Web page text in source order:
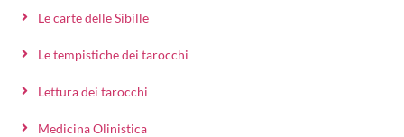
Le carte delle Sibille
Le tempistiche dei tarocchi
Lettura dei tarocchi
Medicina Olinistica